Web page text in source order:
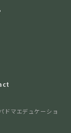
マエデュケーショ